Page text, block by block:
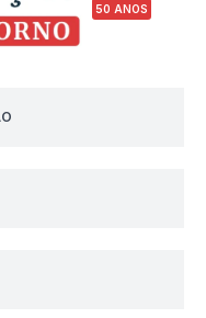
50 ANOS